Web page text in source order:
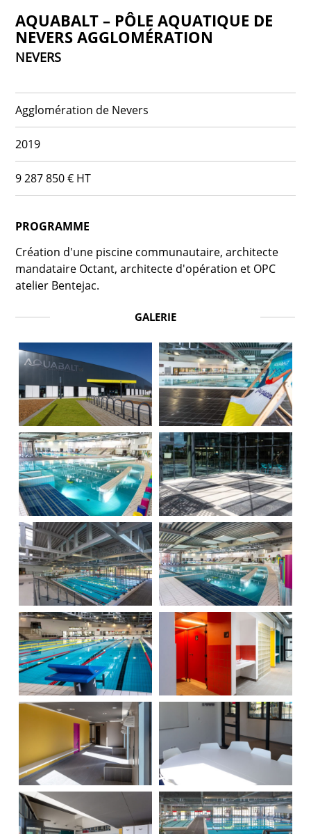
AQUABALT – PÔLE AQUATIQUE DE
NEVERS AGGLOMÉRATION
NEVERS
Agglomération de Nevers
2019
9 287 850 € HT
PROGRAMME
Création d'une piscine communautaire, architecte
mandataire Octant, architecte d'opération et OPC
atelier Bentejac.
GALERIE